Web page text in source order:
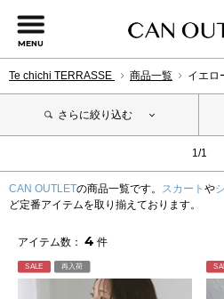
MENU
Te chichi TERRASSE 商品一覧 イエロ
さらに絞り込む
1/1
CAN OUTLETの商品一覧です。 スカート や
ど定番アイテムを取り揃えております。
アイテム数： 4 件
SALE 再入荷